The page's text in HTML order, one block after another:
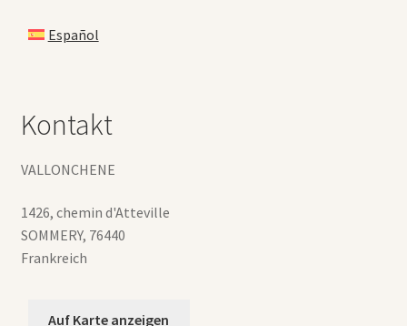
Español
Kontakt
VALLONCHENE
1426, chemin d'Atteville
SOMMERY, 76440
Frankreich
Auf Karte anzeigen